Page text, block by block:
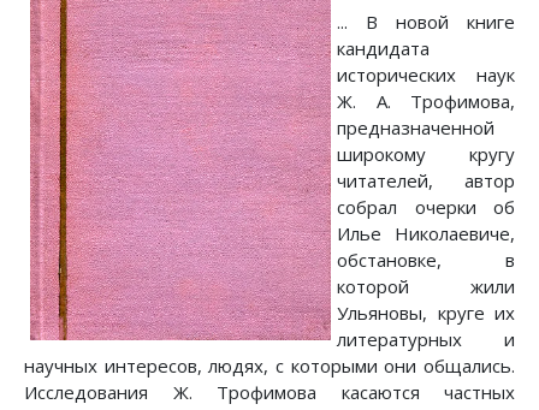
... В новой книге
кандидата
исторических наук
Ж. А. Трофимова,
предназначенной
широкому кругу
читателей, автор
собрал очерки об
Илье Николаевиче,
обстановке, в
которой жили
Ульяновы, круге их
литературных и
научных интересов, людях, с которыми они общались.
Исследования Ж. Трофимова касаются частных